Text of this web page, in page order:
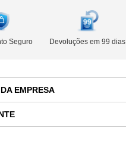
Seguro Devoluções em 99 dias
EMPRESA